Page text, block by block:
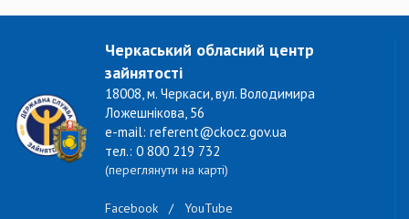
Черкаський обласний центр
зайнятості
18008, м. Черкаси, вул. Володимира
Ложешнікова, 56
e-mail: referent@ckocz.gov.ua
тел.: 0 800 219 732
(переглянути на карті)
Facebook / YouTube